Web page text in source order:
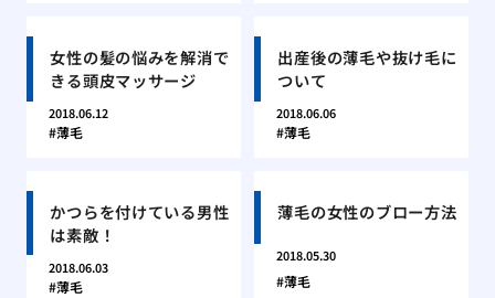
女性の髪の悩みを解消で
きる頭皮マッサージ
2018.06.12
薄毛
出産後の薄毛や抜け毛に
ついて
2018.06.06
薄毛
かつらを付けている男性
は素敵！
2018.06.03
薄毛
薄毛の女性のブロー方法
2018.05.30
薄毛